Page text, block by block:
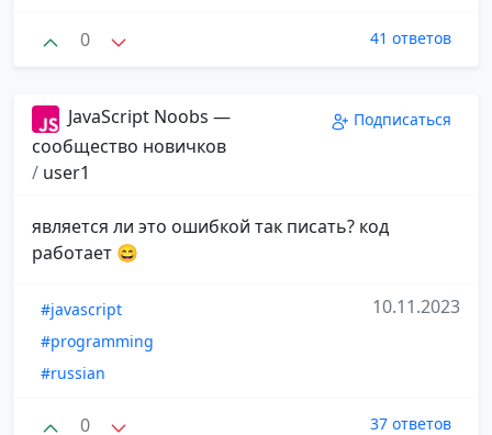
0 41 ответов
JavaScript Noobs —
сообщество новичков
/ user1
Подписаться
является ли это ошибкой так писать? код
работает 😄
#javascript
#programming
#russian
10.11.2023
0 37 ответов